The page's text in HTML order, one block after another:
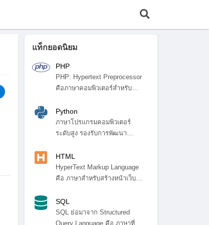
แท็กยอดนิยม
PHP
PHP: Hypertext Preprocessor
คือภาษาคอมพิวเตอร์สำหรับ
Python
ภาษาโปรแกรมคอมพิวเตอร์
ระดับสูง รองรับการพัฒนา
HTML
HyperText Markup Language
คือ ภาษาสำหรับสร้างหน้าเว็บ
SQL
SQL ย่อมาจาก Structured
Query Language คือ ภาษาที่ใช้